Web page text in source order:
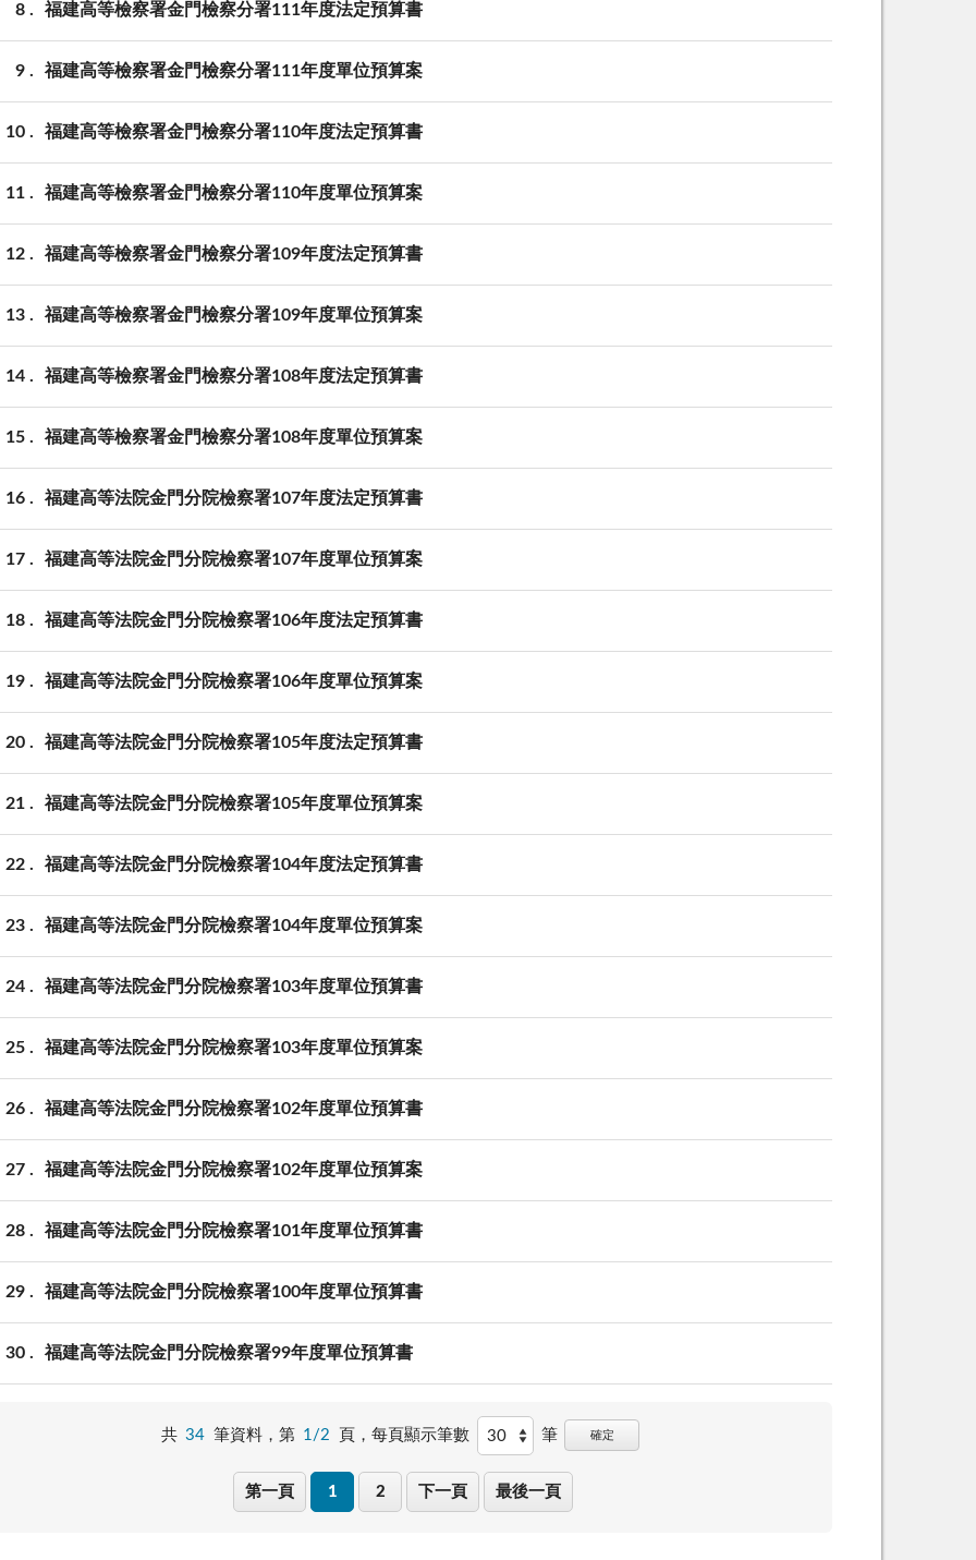
8 福建高等檢察署金門檢察分署111年度法定預算書
9 福建高等檢察署金門檢察分署111年度單位預算案
10 福建高等檢察署金門檢察分署110年度法定預算書
11 福建高等檢察署金門檢察分署110年度單位預算案
12 福建高等檢察署金門檢察分署109年度法定預算書
13 福建高等檢察署金門檢察分署109年度單位預算案
14 福建高等檢察署金門檢察分署108年度法定預算書
15 福建高等檢察署金門檢察分署108年度單位預算案
16 福建高等法院金門分院檢察署107年度法定預算書
17 福建高等法院金門分院檢察署107年度單位預算案
18 福建高等法院金門分院檢察署106年度法定預算書
19 福建高等法院金門分院檢察署106年度單位預算案
20 福建高等法院金門分院檢察署105年度法定預算書
21 福建高等法院金門分院檢察署105年度單位預算案
22 福建高等法院金門分院檢察署104年度法定預算書
23 福建高等法院金門分院檢察署104年度單位預算案
24 福建高等法院金門分院檢察署103年度單位預算書
25 福建高等法院金門分院檢察署103年度單位預算案
26 福建高等法院金門分院檢察署102年度單位預算書
27 福建高等法院金門分院檢察署102年度單位預算案
28 福建高等法院金門分院檢察署101年度單位預算書
29 福建高等法院金門分院檢察署100年度單位預算書
30 福建高等法院金門分院檢察署99年度單位預算書
共 34 筆資料，第 1/2 頁， 每頁顯示筆數 筆 確定
第一頁 1 2 下一頁 最後一頁